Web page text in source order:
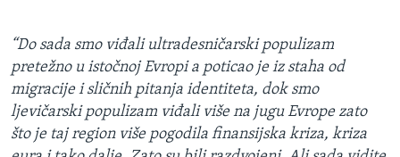
“Do sada smo viđali ultradesničarski populizam
pretežno u istočnoj Evropi a poticao je iz staha od
migracije i sličnih pitanja identiteta, dok smo
ljevičarski populizam viđali više na jugu Evrope zato
što je taj region više pogodila finansijska kriza, kriza